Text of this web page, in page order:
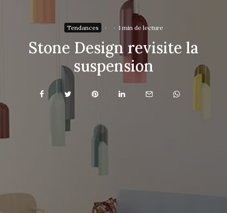
Tendances · · 1 min de lecture
Stone Design revisite la
suspension